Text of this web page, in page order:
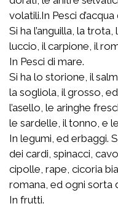
volatili.In Pesci
Si ha l’anguilla, la
luccio, il carpione, il
In Pesci di mare.
Si ha lo storione, il
la sogliola, il grosso,
l’asello, le aringhe
le sardelle, il tonno, e
In legumi, ed erbaggi.
dei cardi, spinacci,
cipolle, rape, cicoria
romana, ed ogni sorta
In frutti.